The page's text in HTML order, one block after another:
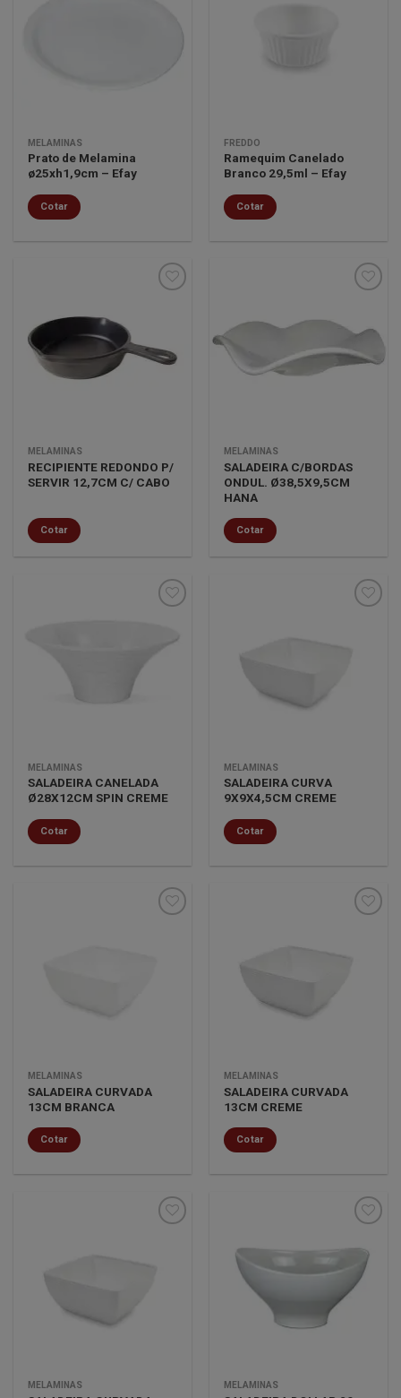
MELAMINAS
Prato de Melamina
ø25xh1,9cm – Efay
Cotar
FREDDO
Ramequim Canelado
Branco 29,5ml – Efay
Cotar
lista de
desejos
MELAMINAS
RECIPIENTE REDONDO P/
SERVIR 12,7CM C/ CABO
Cotar
lista de
desejos
MELAMINAS
SALADEIRA C/BORDAS
ONDUL. Ø38,5X9,5CM
HANA
Cotar
lista de
desejos
MELAMINAS
SALADEIRA CANELADA
Ø28X12CM SPIN CREME
Cotar
MELAMINAS
SALADEIRA CURVA
9X9X4,5CM CREME
Cotar
MELAMINAS
SALADEIRA CURVADA
13CM BRANCA
Cotar
MELAMINAS
SALADEIRA CURVADA
13CM CREME
Cotar
MELAMINAS
Minha
lista de
desejos
MELAMINAS